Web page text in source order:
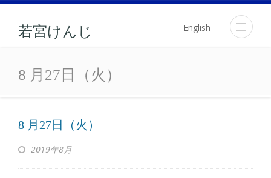
若宮けんじ English
8 月27日（火）
8 月27日（火）
8 月27日（火）
2019年8月